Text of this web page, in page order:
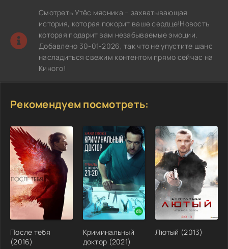
Смотреть Утёс мясника – захватывающая
история, которая покорит ваше сердце!Новость
которая подарит вам незабываемые эмоции.
Добавлено 30-01-2026, так что не упустите шанс
насладиться свежим контентом прямо сейчас на
Киного!
Рекомендуем посмотреть:
После тебя
(2016)
Криминальный
доктор (2021)
Лютый (2013)